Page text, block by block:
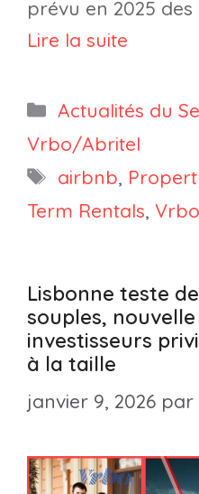
prévu en 2025
Lire la suite
Catégories
Actualités du
Vrbo/Abritel
Étiquettes
airbnb,
Term Rentals, Vrbo
Lisbonne teste
souples, nouvelle
investisseurs
à la taille
janvier 9, 2026 par